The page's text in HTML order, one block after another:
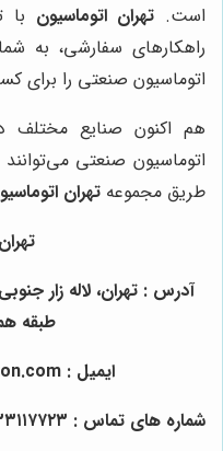
است. تهران اتوماسیون با
راهکارهای سفارشی، به
اتوماسیون صنعتی را برای
هم اکنون صنایع مختلف
اتوماسیون صنعتی
طریق مجموعه تهران
آدرس : تهران، لاله زار
طبقه
ایمیل : info@teh-automation.com